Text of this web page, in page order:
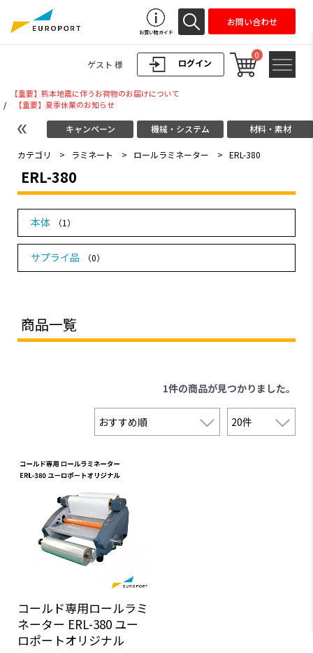
ログイン
ゲスト 様
0
お買い物ガイド
お問い合わせ
【重要】熊本地震に伴うお荷物のお届けについて
/
【重要】夏季休業のお知らせ
キャンペーン 機械・システム 材料・素材
カテゴリ > ラミネート > ロールラミネーター > ERL-380
ERL-380
本体 （1）
サプライ品 （0）
商品一覧
1件の商品が見つかりました。
コールド専用ロールラミ
ネーター ERL-380 ユー
ロポートオリジナル